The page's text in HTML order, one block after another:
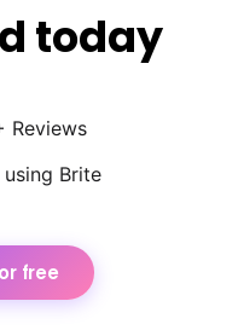
today
Reviews
Brite
free